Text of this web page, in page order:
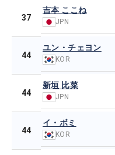
37
吉本 ここね
JPN
44
ユン・チェヨン
KOR
44
新垣 比菜
JPN
44
イ・ボミ
KOR